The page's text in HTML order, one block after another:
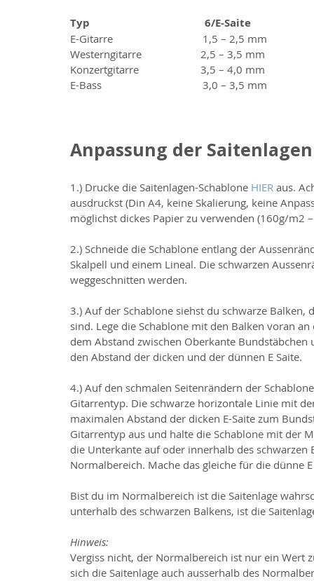
Typ                                         6/E-Saite
E-Gitarre                                1,5 – 2,5 mm
Westerngitarre                     2,5 – 3,5 mm
Konzertgitarre                      3,5 – 4,0 mm
E-Bass                                    3,0 – 3,5 mm
Anpassung der
1.) Drucke die Saitenlagen-Schablone HIER aus.
ausdruckst (Din A4, keine Skalierung, keine
möglichst dickes Papier zu verwenden (160g/m2
2.) Schneide die Schablone entlang der
Skalpell und einem Lineal. Die schwarzen
weggeschnitten werden.
3.) Auf der Schablone siehst du schwarze
sind. Lege die Schablone mit den Balken voran
dem Abstand zwischen Oberkante
den Abstand der dicken und der dünnen E Saite.
4.) Auf den schmalen Seitenrändern der
Gitarrentyp. Die schwarze horizontale Linie mit
maximalen Abstand der dicken E-Saite zum
Gitarrentyp aus und halte die Schablone mit der
die Unterkante auf oder innerhalb des
Normalbereich. Mache das gleiche für die dünne E
Bist du im Normalbereich ist die Saitenlage
unterhalb des schwarzen Balkens, ist die
Hinweis:
Vergiss nicht, der Normalbereich ist nur ein
sich die Saitenlage auch ausserhalb des